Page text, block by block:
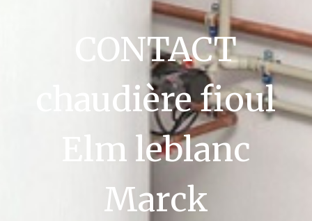
CONTACT
chaudière fioul
Elm leblanc
Marck